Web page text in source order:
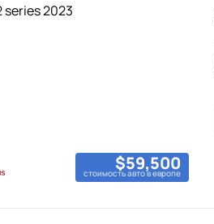
$59,500
стоимость авто в европе